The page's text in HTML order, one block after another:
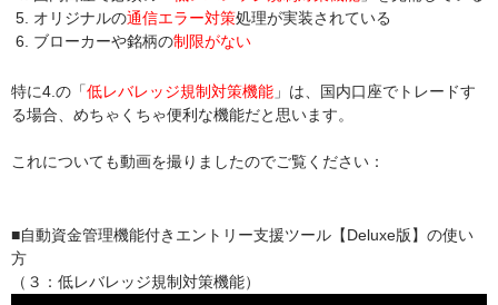
オリジナルの通信エラー対策処理が実装されている
ブローカーや銘柄の制限がない
特に4.の「低レバレッジ規制対策機能 」は、国内口座でトレードす
る場合、めちゃくちゃ便利な機能だと思います。
これについても動画を撮りましたのでご覧ください：
■自動資金管理機能付きエントリー支援ツール【Deluxe版】の使い
方
（３：低レバレッジ規制対策機能）